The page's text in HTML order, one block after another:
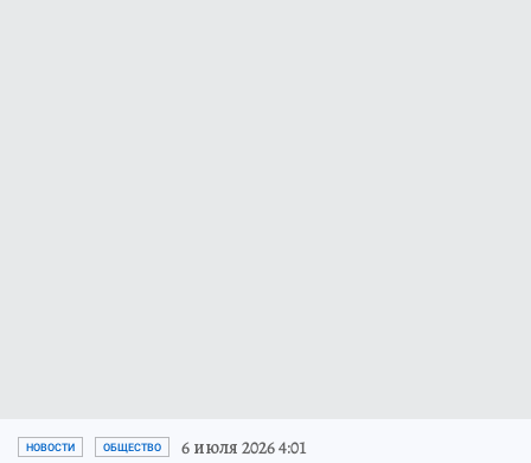
НОВОСТИ ОБЩЕСТВО 6 июля 2026 4:01